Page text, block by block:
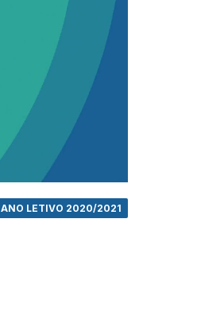
ANO LETIVO 2020/2021